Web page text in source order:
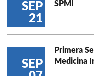
SEP
21
SPMI
SEP
Primera
Medicina